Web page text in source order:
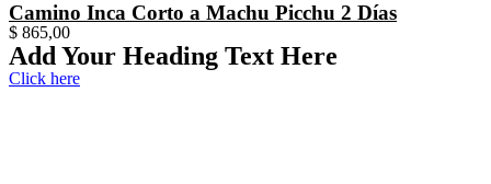
Camino Inca Corto a Machu Picchu 2 Días
$ 865,00
Add Your Heading Text Here
Click here